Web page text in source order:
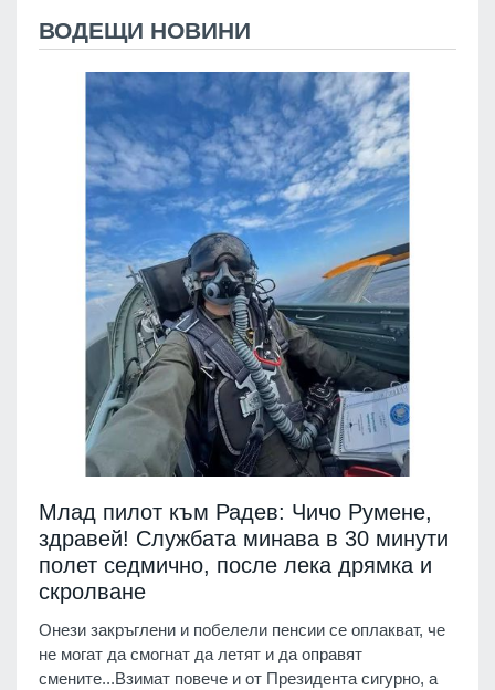
ВОДЕЩИ НОВИНИ
Млад пилот към Радев: Чичо Румене,
здравей! Службата минава в 30 минути
полет седмично, после лека дрямка и
скролване
Онези закръглени и побелели пенсии се оплакват, че
не могат да смогнат да летят и да оправят
смените...Взимат повече и от Президента сигурно, а